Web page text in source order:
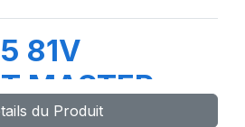
81V
MASTER
du Produit